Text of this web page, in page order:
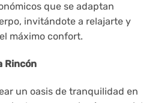
que se adaptan
invitándote a relajarte y
máximo confort.
Rincón
un oasis de tranquilidad en